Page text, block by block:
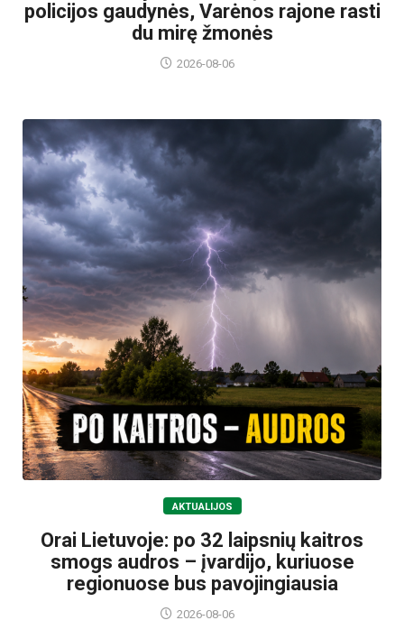
policijos gaudynės, Varėnos rajone rasti
du mirę žmonės
2026-08-06
AKTUALIJOS
Orai Lietuvoje: po 32 laipsnių kaitros
smogs audros – įvardijo, kuriuose
regionuose bus pavojingiausia
2026-08-06